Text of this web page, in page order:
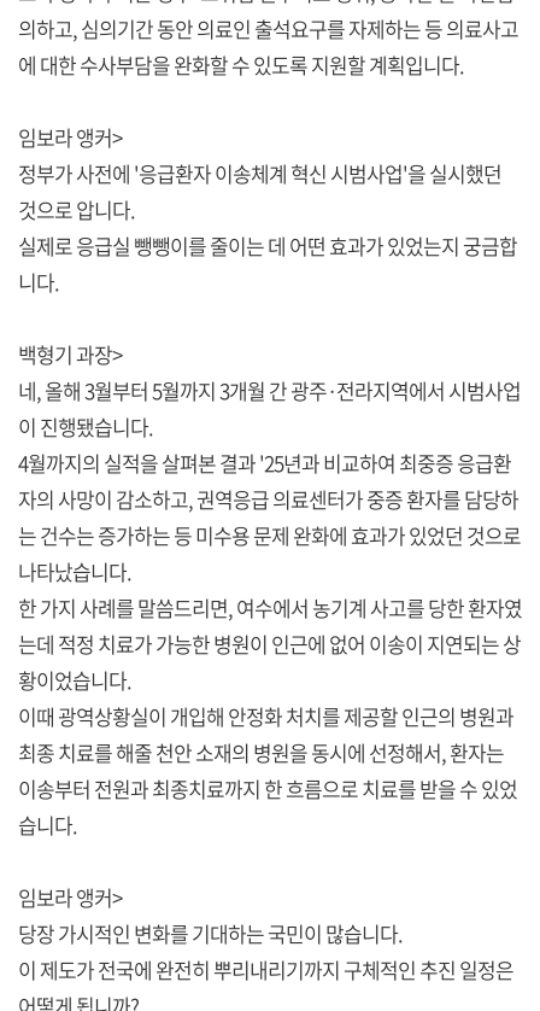
의하고, 심의기간 동안 의료인 출석요구를 자제하는 등 의료사고
에 대한 수사부담을 완화할 수 있도록 지원할 계획입니다.
임보라 앵커>
정부가 사전에 '응급환자 이송체계 혁신 시범사업'을 실시했던
것으로 압니다.
실제로 응급실 뺑뺑이를 줄이는 데 어떤 효과가 있었는지 궁금합
니다.
백형기 과장>
네, 올해 3월부터 5월까지 3개월 간 광주·전라지역에서 시범사업
이 진행됐습니다.
4월까지의 실적을 살펴본 결과 '25년과 비교하여 최중증 응급환
자의 사망이 감소하고, 권역응급 의료센터가 중증 환자를 담당하
는 건수는 증가하는 등 미수용 문제 완화에 효과가 있었던 것으로
나타났습니다.
한 가지 사례를 말씀드리면, 여수에서 농기계 사고를 당한 환자였
는데 적정 치료가 가능한 병원이 인근에 없어 이송이 지연되는 상
황이었습니다.
이때 광역상황실이 개입해 안정화 처치를 제공할 인근의 병원과
최종 치료를 해줄 천안 소재의 병원을 동시에 선정해서, 환자는
이송부터 전원과 최종치료까지 한 흐름으로 치료를 받을 수 있었
습니다.
임보라 앵커>
당장 가시적인 변화를 기대하는 국민이 많습니다.
이 제도가 전국에 완전히 뿌리내리기까지 구체적인 추진 일정은